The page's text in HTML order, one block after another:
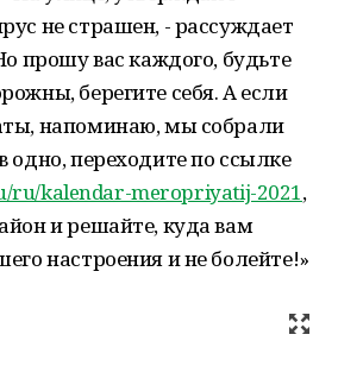
не страшен, - рассуждает
прошу вас каждого, будьте
берегите себя. А если
напоминаю, мы собрали
одно, переходите по ссылке
ru/kalendar-meropriyatij-2021,
и решайте, куда вам
настроения и не болейте!»